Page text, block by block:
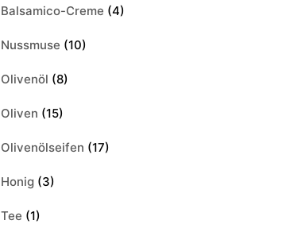
Balsamico-Creme (4)
Nussmuse (10)
Olivenöl (8)
Oliven (15)
Olivenölseifen (17)
Honig (3)
Tee (1)